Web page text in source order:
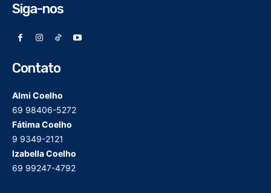
Siga-nos
Contato
Almi Coelho
69 98406-5272
Fátima Coelho
9 9349-2121
Izabella Coelho
69 99247-4792